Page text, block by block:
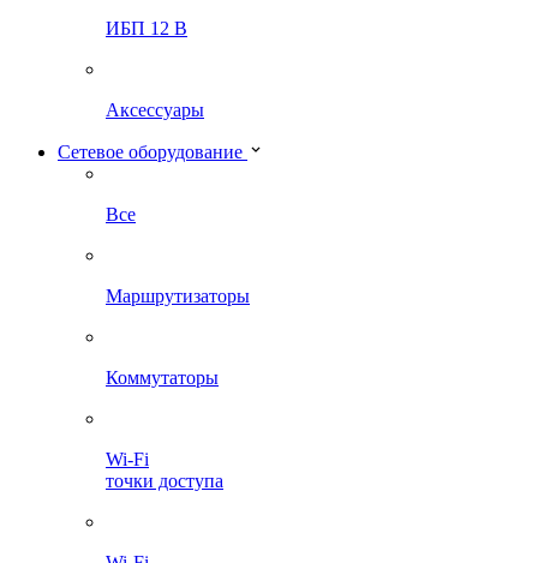
ИБП 12 В
Аксессуары
Сетевое оборудование
Все
Маршрутизаторы
Коммутаторы
Wi-Fi
точки доступа